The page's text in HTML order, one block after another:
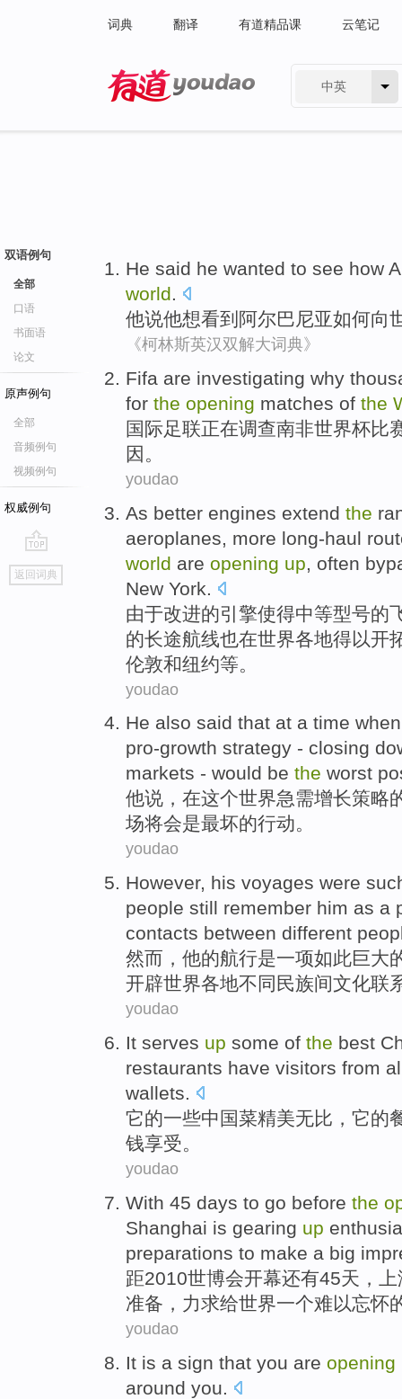
词典 翻译 有道精品课 云笔记
中英
双语例句
全部
口语
书面语
论文
原声例句
全部
音频例句
视频例句
权威例句
go
top
返回词典
He said he wanted to see how
world.
他说他想看到 阿尔巴尼亚如何向
《柯林斯英汉双解大词典》
Fifa are investigating why
for the opening matches of the
国际足联正在调查南非世界杯比
因 。
youdao
As better engines extend the
aeroplanes
more long-haul
world are opening up
often
New York
由于改进的引擎使得中等型号的
的长途航线也在世界各地得以开
伦敦和纽约等。
youdao
He also said that at a time
pro-growth strategy - closing
markets - would be the worst
他说 ， 在这个世界急需增长策略
场将会是最坏的行动。
youdao
However, his voyages were
people still remember him as a
contacts between different
然而 ， 他的航行是一项如此巨大
开辟世界各地不同 民族间文化联
youdao
It serves up some of the best
restaurants have visitors from
wallets.
它的一些中国菜精美无比，它的
钱享受。
youdao
With 45 days to go before the
Shanghai is gearing up
preparations to make a big
距2010世博会开幕还有45天 ，
准备 ， 力求给世界一个难以忘怀
youdao
It is a sign that you are opening
around you.